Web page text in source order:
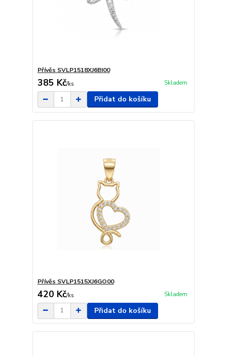
Přívěs SVLP1518XJ6BI00
385 Kč/ks Skladem
Přidat do košíku
Přívěs SVLP1515XJ6GO00
420 Kč/ks Skladem
Přidat do košíku